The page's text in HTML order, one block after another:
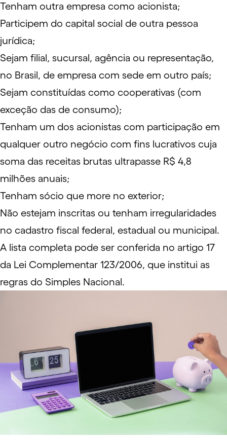
Tenham outra empresa como acionista;
Participem do capital social de outra pessoa
jurídica;
Sejam filial, sucursal, agência ou representação,
no Brasil, de empresa com sede em outro país;
Sejam constituídas como cooperativas (com
exceção das de consumo);
Tenham um dos acionistas com participação em
qualquer outro negócio com fins lucrativos cuja
soma das receitas brutas ultrapasse R$ 4,8
milhões anuais;
Tenham sócio que more no exterior;
Não estejam inscritas ou tenham irregularidades
no cadastro fiscal federal, estadual ou municipal.
A lista completa pode ser conferida no artigo 17
da Lei Complementar 123/2006, que institui as
regras do Simples Nacional.